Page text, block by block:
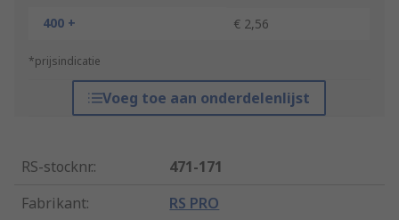
400 +
€ 2,56
*prijsindicatie
Voeg toe aan onderdelenlijst
RS-stocknr.:
471-171
Fabrikant: RS PRO